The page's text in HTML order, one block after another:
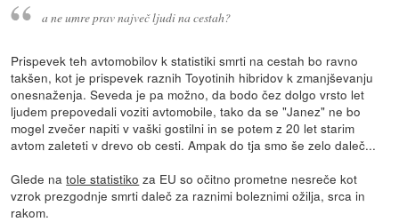
a ne umre prav največ ljudi na cestah?
Prispevek teh avtomobilov k statistiki smrti na cestah bo ravno
takšen, kot je prispevek raznih Toyotinih hibridov k zmanjševanju
onesnaženja. Seveda je pa možno, da bodo čez dolgo vrsto let
ljudem prepovedali voziti avtomobile, tako da se "Janez" ne bo
mogel zvečer napiti v vaški gostilni in se potem z 20 let starim
avtom zaleteti v drevo ob cesti. Ampak do tja smo še zelo daleč...
Glede natole statistiko za EU so očitno prometne nesreče kot
vzrok prezgodnje smrti daleč za raznimi boleznimi ožilja, srca in
rakom.